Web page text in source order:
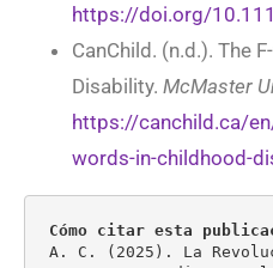
https://doi.org/
CanChild. (n.d.). The
Disability. McMaster
https://canchild.ca/
words-in-childhood-
Cómo citar esta
A. C. (2025). La